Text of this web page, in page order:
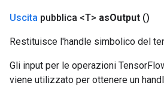
Uscita pubblica <T> asOutput ()
Restituisce l'handle simbolico del
Gli input per le operazioni
viene utilizzato per ottenere un